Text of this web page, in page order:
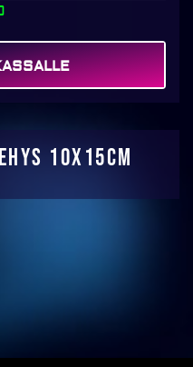
10x15cm